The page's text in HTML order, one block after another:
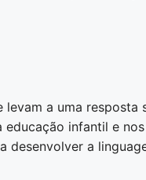
a uma resposta
infantil e
desenvolver a